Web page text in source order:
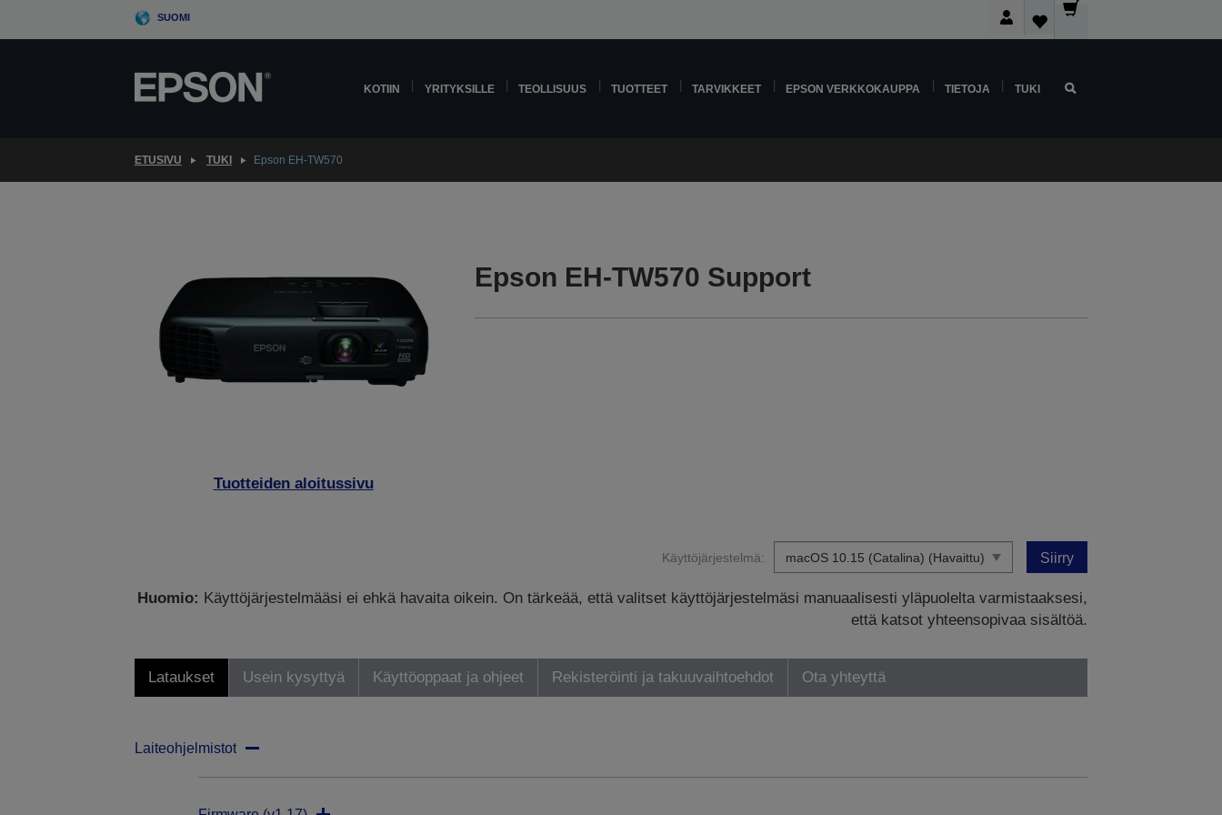
SUOMI
KOTIIN YRITYKSILLE TEOLLISUUS TUOTTEET TARVIKKEET EPSON VERKKOKAUPPA TIETOJA TUKI
ETUSIVU TUKI Epson EH-TW570
Tuotteiden aloitussivu
Epson EH-TW570 Support
Käyttöjärjestelmä: Siirry
Huomio: Käyttöjärjestelmääsi ei ehkä havaita oikein. On tärkeää, että valitset käyttöjärjestelmäsi manuaalisesti yläpuolelta varmistaaksesi,
että katsot yhteensopivaa sisältöä.
Lataukset Usein kysyttyä Käyttöoppaat ja ohjeet Rekisteröinti ja takuuvaihtoehdot Ota yhteyttä
Laiteohjelmistot